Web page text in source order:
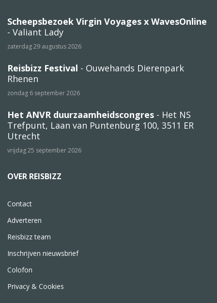
Scheepsbezoek Virgin Voyages x WavesOnline
- Valiant Lady
zaterdag 29 augustus 2026
Reisbizz Festival - Ouwehands Dierenpark
Rhenen
zondag 6 september 2026
Het ANVR duurzaamheidscongres - Het NS
Trefpunt, Laan van Puntenburg 100, 3511 ER
Utrecht
vrijdag 25 september 2026
OVER REISBIZZ
Contact
Adverteren
Reisbizz team
Inschrijven nieuwsbrief
Colofon
Privacy & Cookies